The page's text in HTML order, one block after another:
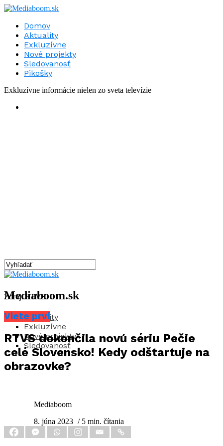
Domov
Aktuality
Exkluzívne
Nové projekty
Sledovanosť
Pikošky
Exkluzívne informácie nielen zo sveta televízie
Mediaboom.sk
Aktuality
Exkluzívne
Nové projekty
Sledovanosť
Zdroj: RTVS
Viete prví
RTVS dokončila novú sériu Pečie
celé Slovensko! Kedy odštartuje na
obrazovke?
Mediaboom
8. júna 2023 / 5 min. čítania